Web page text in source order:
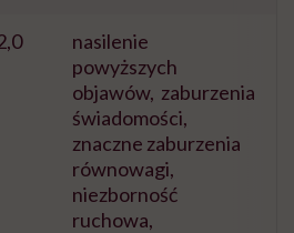
nasilenie
powyższych
objawów, zaburzenia
świadomości,
znaczne zaburzenia
równowagi,
niezborność
ruchowa,